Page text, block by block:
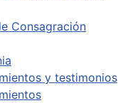
Consagración
y testimonios